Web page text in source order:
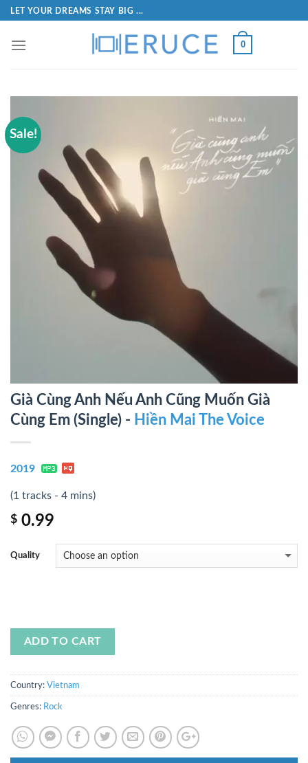
LET YOUR DREAMS STAY BIG ...
0
Sale!
Già Cùng Anh Nếu Anh Cũng Muốn Già
Cùng Em (Single) - Hiền Mai The Voice
2019
(1 tracks - 4 mins)
$ 0.99
Quality
ADD TO CART
Country: Vietnam
Genres: Rock